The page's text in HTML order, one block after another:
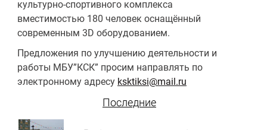
культурно-спортивного комплекса
вместимостью 180 человек оснащённый
современным 3D оборудованием.
Предложения по улучшению деятельности и
работы МБУ”КСК” просим направлять по
электронному адресу ksktiksi@mail.ru
Последние